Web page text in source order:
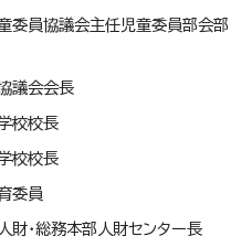
委員協議会主任児童委員部会部
議会会長
校校長
校校長
委員
・総務本部人財センター長